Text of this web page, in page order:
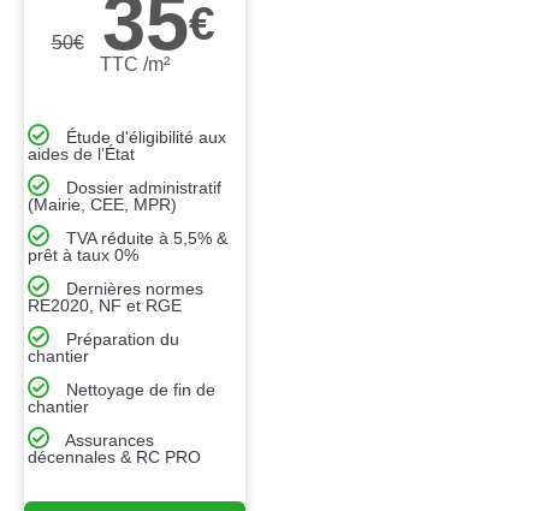
50€ 35€
TTC /m²
Étude d'éligibilité aux
aides de l’État
Dossier administratif
(Mairie, CEE, MPR)
TVA réduite à 5,5% &
prêt à taux 0%
Dernières normes
RE2020, NF et RGE
Préparation du
chantier
Nettoyage de fin de
chantier
Assurances
décennales & RC PRO